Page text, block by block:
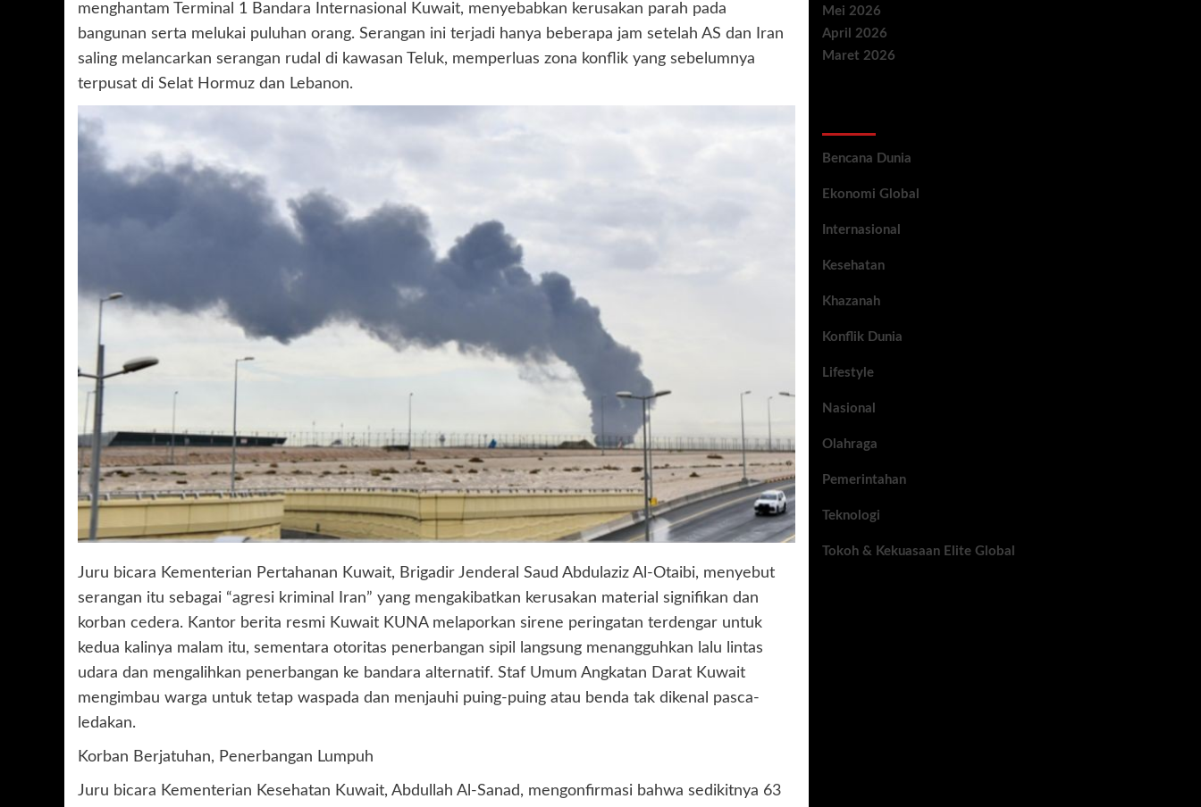
menghantam Terminal 1 Bandara Internasional Kuwait, menyebabkan kerusakan parah pada
bangunan serta melukai puluhan orang. Serangan ini terjadi hanya beberapa jam setelah AS dan Iran
saling melancarkan serangan rudal di kawasan Teluk, memperluas zona konflik yang sebelumnya
terpusat di Selat Hormuz dan Lebanon.
Juru bicara Kementerian Pertahanan Kuwait, Brigadir Jenderal Saud Abdulaziz Al-Otaibi, menyebut
serangan itu sebagai “agresi kriminal Iran” yang mengakibatkan kerusakan material signifikan dan
korban cedera. Kantor berita resmi Kuwait KUNA melaporkan sirene peringatan terdengar untuk
kedua kalinya malam itu, sementara otoritas penerbangan sipil langsung menangguhkan lalu lintas
udara dan mengalihkan penerbangan ke bandara alternatif. Staf Umum Angkatan Darat Kuwait
mengimbau warga untuk tetap waspada dan menjauhi puing-puing atau benda tak dikenal pasca-
ledakan.
Korban Berjatuhan, Penerbangan Lumpuh
Juru bicara Kementerian Kesehatan Kuwait, Abdullah Al-Sanad, mengonfirmasi bahwa sedikitnya 63
Mei 2026
April 2026
Maret 2026
Bencana Dunia
Ekonomi Global
Internasional
Kesehatan
Khazanah
Konflik Dunia
Lifestyle
Nasional
Olahraga
Pemerintahan
Teknologi
Tokoh & Kekuasaan Elite Global